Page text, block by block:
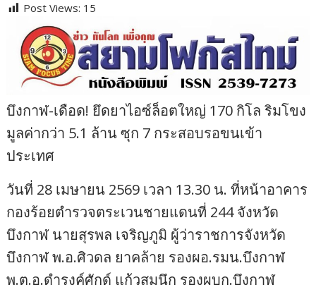
Post Views: 15
บึงกาฬ-เดือด! ยึดยาไอซ์ล็อตใหญ่ 170 กิโล ริมโขง
มูลค่ากว่า 5.1 ล้าน ซุก 7 กระสอบรอขนเข้า
ประเทศ
วันที่ 28 เมษายน 2569 เวลา 13.30 น. ที่หน้าอาคาร
กองร้อยตำรวจตระเวนชายแดนที่ 244 จังหวัด
บึงกาฬ นายสุรพล เจริญภูมิ ผู้ว่าราชการจังหวัด
บึงกาฬ พ.อ.ศิวดล ยาคล้าย รองผอ.รมน.บึงกาฬ
พ.ต.อ.ดำรงค์ศักด์ แก้วสมนึก รองผบก.บึงกาฬ